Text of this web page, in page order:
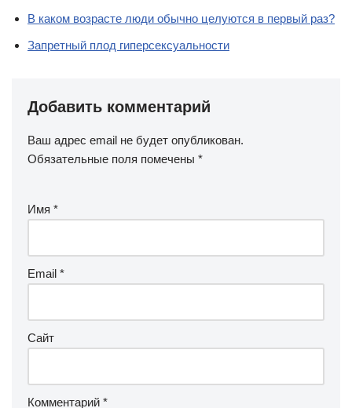
В каком возрасте люди обычно целуются в первый раз?
Запретный плод гиперсексуальности
Добавить комментарий
Ваш адрес email не будет опубликован.
Обязательные поля помечены *
Имя *
Email *
Сайт
Комментарий *